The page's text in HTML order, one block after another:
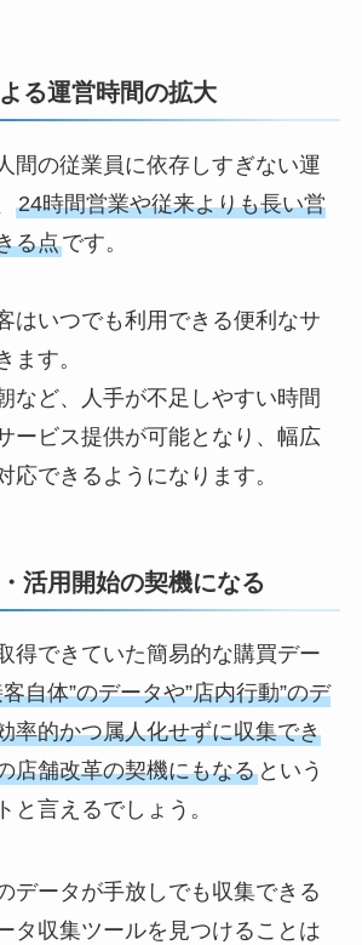
る運営時間の拡大
間の従業員に依存しすぎない運
24時間営業や従来よりも長い営
る点です。
はいつでも利用できる便利なサ
ます。
など、人手が不足しやすい時間
ービス提供が可能となり、幅広
応できるようになります。
活用開始の契機になる
得できていた簡易的な購買デー
客自体”のデータや”店内行動”のデ
率的かつ属人化せずに収集でき
店舗改革の契機にもなるという
と言えるでしょう。
データが手放しでも収集できる
タ収集ツールを見つけることは